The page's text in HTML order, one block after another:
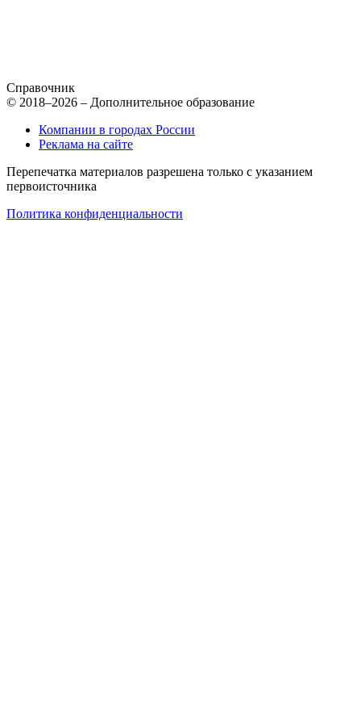
Справочник
© 2018–2026 – Дополнительное образование
Компании в городах России
Реклама на сайте
Перепечатка материалов разрешена только с указанием
первоисточника
Политика конфиденциальности